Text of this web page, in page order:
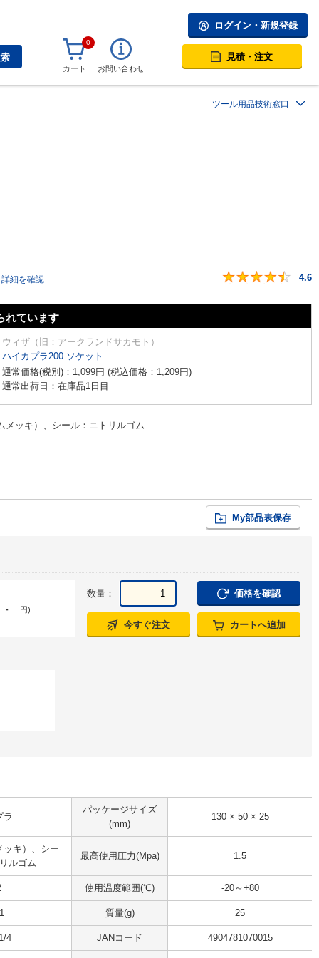
ログイン・新規登録
0
カート お問い合わせ
見積・注文
ツール用品技術窓口
詳細を確認 4.6
れています
ウィザ（旧：アークランドサカモト）
ハイカプラ200 ソケット
通常価格(税別)： 1,099円 (税込価格： 1,209円)
通常出荷日：在庫品1日目
メッキ）、シール：ニトリルゴム
My部品表保存
- 円)
数量： 価格を確認
今すぐ注文 カートへ追加
ラ
パッケージサイズ
(mm)
130 × 50 × 25
ッキ）、シー
ルゴム
最高使用圧力(Mpa) 1.5
使用温度範囲(℃) -20～+80
質量(g) 25
4 JANコード 4904781070015